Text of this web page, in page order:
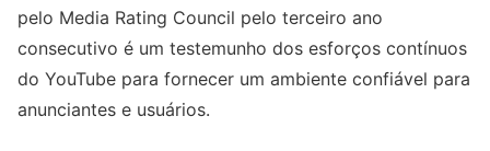
pelo Media Rating Council pelo terceiro ano
consecutivo é um testemunho dos esforços contínuos
do YouTube para fornecer um ambiente confiável para
anunciantes e usuários.